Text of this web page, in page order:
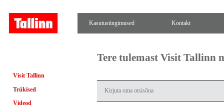
Kasutustingimused Kontakt
Visit Tallinn
Trükised
Videod
Tere tulemast Visit Tallinn